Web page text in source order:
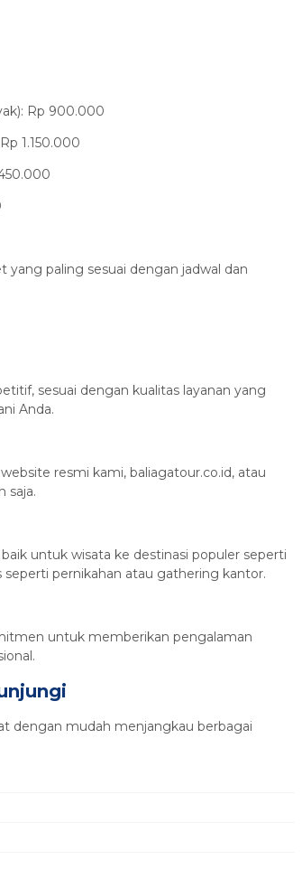
Rp 900.000
1.150.000
yang paling sesuai dengan jadwal dan
sesuai dengan kualitas layanan yang
Anda.
resmi kami, baliagatour.co.id, atau
saja.
untuk wisata ke destinasi populer seperti
seperti pernikahan atau gathering kantor.
untuk memberikan pengalaman
dengan mudah menjangkau berbagai